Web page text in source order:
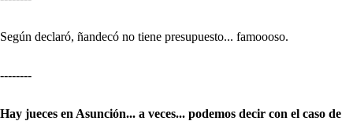
Según declaró, ñandecó no tiene presupuesto... famoooso.
--------
Hay jueces en Asunción... a veces... podemos decir con el caso de